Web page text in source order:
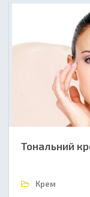
Тональний
Крем